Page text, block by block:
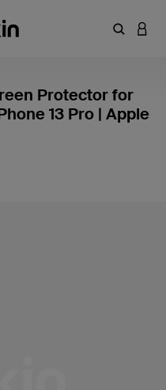
輸入關鍵
登入
Protector for
13 Pro | Apple